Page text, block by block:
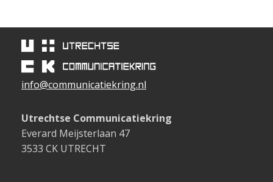
info@communicatiekring.nl
Utrechtse Communicatiekring
Everard Meijsterlaan 47
3533 CK UTRECHT